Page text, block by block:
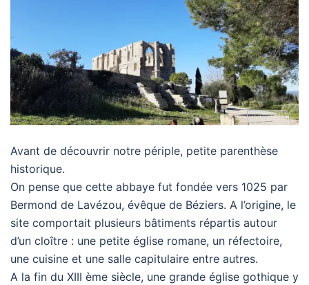
Avant de découvrir notre périple, petite parenthèse
historique.
On pense que cette abbaye fut fondée vers 1025 par
Bermond de Lavézou, évêque de Béziers. A l’origine, le
site comportait plusieurs bâtiments répartis autour
d’un cloître : une petite église romane, un réfectoire,
une cuisine et une salle capitulaire entre autres.
A la fin du XIII ème siècle, une grande église gothique y